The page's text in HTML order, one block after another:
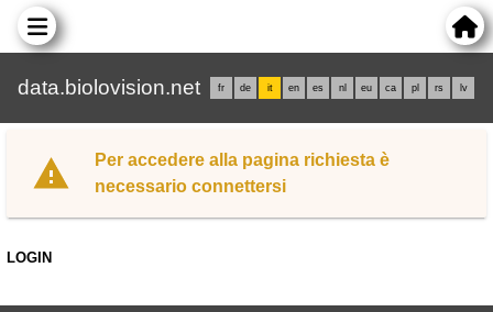
data.biolovision.net fr de it en es nl eu ca pl rs lv
Per accedere alla pagina richiesta è
necessario connettersi
LOGIN